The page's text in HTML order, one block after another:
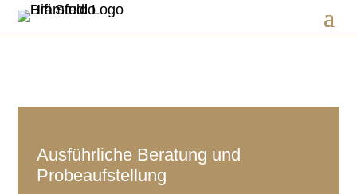
Ausführliche Beratung und
Probeaufstellung